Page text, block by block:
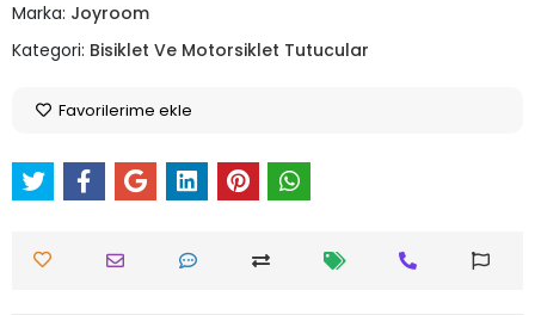
Marka: Joyroom
Kategori: Bisiklet Ve Motorsiklet Tutucular
Favorilerime ekle